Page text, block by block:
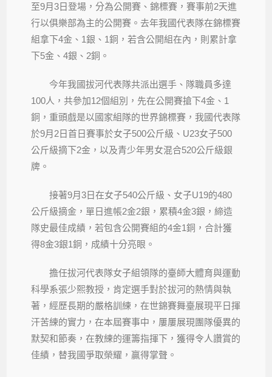
至9月3日登場，分為公開賽、錦標賽，賽事前2天進
行以俱樂部為主的公開賽。去年我國代表隊在錦標賽
組拿下4金、1銀、1銅，若含公開組在內，則累計拿
下5金、4銀、2銅。
今年我國拔河代表隊共派出選手、隊職員多達
100人，共參加12個組別，先在公開賽搶下4金、1
銅，重頭戲是以國家組隊的世界錦標賽，我國代表隊
於9月2日首日賽事於女子500公斤級、U23女子500
公斤級摘下2金，以及青少年男女混合520公斤級銀
牌。
接著9月3日在女子540公斤級、女子U19的480
公斤級摘金，單日進帳2金2銀，累積4金3銀，締造
隊史最佳成績，若包含公開賽組的4金1銅，合計獲
得8金3銀1銅，成績十分亮眼。
擔任拔河代表隊女子組領隊的臺師大體育與運動
科學系張少熙教授，肯定選手對於拔河的熱情與執
著，經歷長期的嚴格訓練，在世錦賽舞臺展現平日揮
汗苦練的實力，在本屆賽事中，屢屢展現團隊優異的
默契和節奏，在教練的運籌指揮下，獲得令人讚賞的
佳績，替我國爭取榮耀，贏得掌聲。